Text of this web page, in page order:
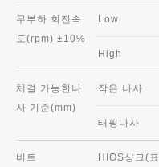
무부하 회전속
도(rpm) ±10%
Low
High
체결 가능한나
사 기준(mm)
작은 나사
태핑나사
비트
HIOS샹크(표